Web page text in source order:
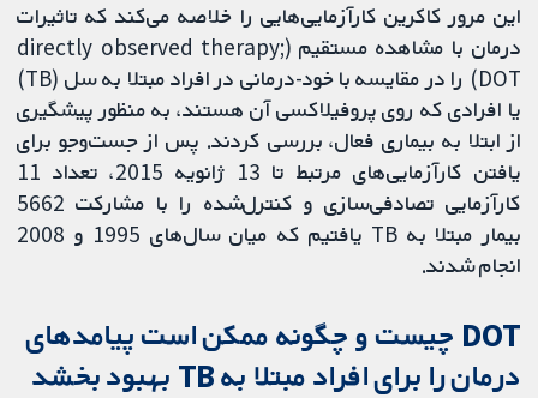
این مرور کاکرین کارآزمایی‌هایی را خلاصه می‌کند که تاثیرات
درمان با مشاهده مستقیم (directly observed therapy;
DOT) را در مقایسه با خود-درمانی در افراد مبتلا به سل (TB)
یا افرادی که روی پروفیلاکسی آن هستند، به منظور پیشگیری
از ابتلا به بیماری فعال، بررسی کردند. پس از جست‌وجو برای
یافتن کارآزمایی‌های مرتبط تا 13 ژانویه 2015، تعداد 11
کارآزمایی تصادفی‌سازی و کنترل‌شده را با مشارکت 5662
بیمار مبتلا به TB یافتیم که میان سال‌های 1995 و 2008
انجام شدند.
DOT چیست و چگونه ممکن است پیامدهای
درمان را برای افراد مبتلا به TB بهبود بخشد